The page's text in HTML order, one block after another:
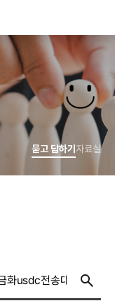
묻고 답하기 자료실